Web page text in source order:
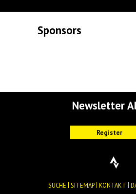
Sponsors
Newsletter
SUCHE SITEMAP KONTAKT